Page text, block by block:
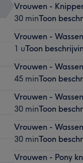
Vrouwen -
30 minToon
Vrouwen -
1 uToon
Vrouwen -
45 minToon
Vrouwen -
30 minToon
Vrouwen -
30 minToon
Vrouwen - Pony